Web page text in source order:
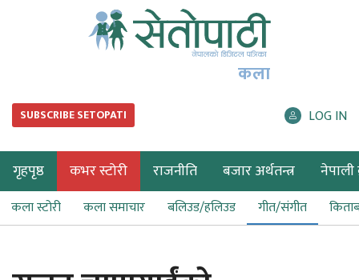
कला
SUBSCRIBE SETOPATI LOG IN
गृहपृष्ठ कभर स्टोरी राजनीति बजार अर्थतन्त्र नेपाली
कला स्टोरी कला समाचार बलिउड/हलिउड गीत/संगीत